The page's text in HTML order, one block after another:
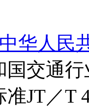
中华人民
国交通
JT／T